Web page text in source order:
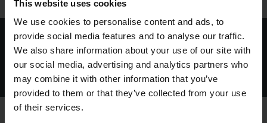
This website uses cookies
We use cookies to personalise content and ads, to
provide social media features and to analyse our traffic.
We also share information about your use of our site with
our social media, advertising and analytics partners who
may combine it with other information that you’ve
provided to them or that they’ve collected from your use
of their services.
为什么我们如此重视可持续发展的承诺？